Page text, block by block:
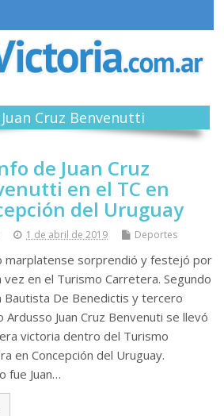
Cruz Benvenutti
de Juan Cruz
en el TC en
del Uruguay
1 de abril de 2019 Deportes
marplatense sorprendió y festejó por
vez en el Turismo Carretera. Segundo
Bautista De Benedictis y tercero
Ardusso Juan Cruz Benvenuti se llevó
victoria dentro del Turismo
en Concepción del Uruguay.
fue Juan…